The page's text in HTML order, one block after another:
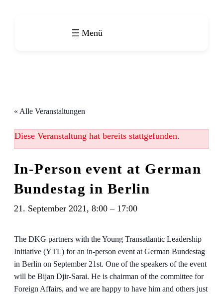
« Alle Veranstaltungen
Diese Veranstaltung hat bereits stattgefunden.
In-Person event at German
Bundestag in Berlin
21. September 2021, 8:00 – 17:00
The DKG partners with the Young Transatlantic Leadership
Initiative (YTL) for an in-person event at German Bundestag
in Berlin on September 21st. One of the speakers of the event
will be Bijan Djir-Sarai. He is chairman of the committee for
Foreign Affairs, and we are happy to have him and others just